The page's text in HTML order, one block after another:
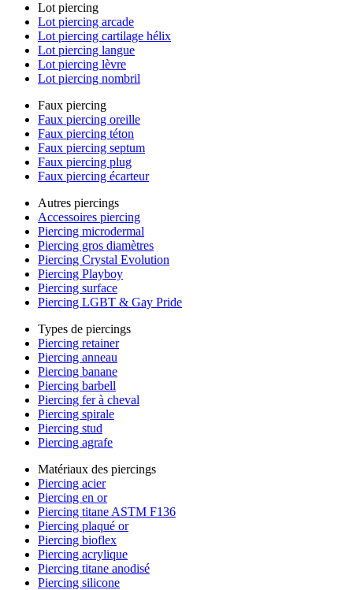
Lot piercing
Lot piercing arcade
Lot piercing cartilage hélix
Lot piercing langue
Lot piercing lèvre
Lot piercing nombril
Faux piercing
Faux piercing oreille
Faux piercing téton
Faux piercing septum
Faux piercing plug
Faux piercing écarteur
Autres piercings
Accessoires piercing
Piercing microdermal
Piercing gros diamètres
Piercing Crystal Evolution
Piercing Playboy
Piercing surface
Piercing LGBT & Gay Pride
Types de piercings
Piercing retainer
Piercing anneau
Piercing banane
Piercing barbell
Piercing fer à cheval
Piercing spirale
Piercing stud
Piercing agrafe
Matériaux des piercings
Piercing acier
Piercing en or
Piercing titane ASTM F136
Piercing plaqué or
Piercing bioflex
Piercing acrylique
Piercing titane anodisé
Piercing silicone